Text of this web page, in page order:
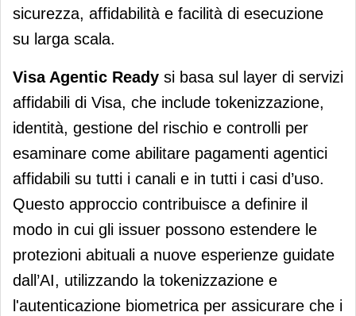
sicurezza, affidabilità e facilità di esecuzione
su larga scala.
Visa Agentic Ready si basa sul layer di servizi
affidabili di Visa, che include tokenizzazione,
identità, gestione del rischio e controlli per
esaminare come abilitare pagamenti agentici
affidabili su tutti i canali e in tutti i casi d’uso.
Questo approccio contribuisce a definire il
modo in cui gli issuer possono estendere le
protezioni abituali a nuove esperienze guidate
dall’AI, utilizzando la tokenizzazione e
l'autenticazione biometrica per assicurare che i